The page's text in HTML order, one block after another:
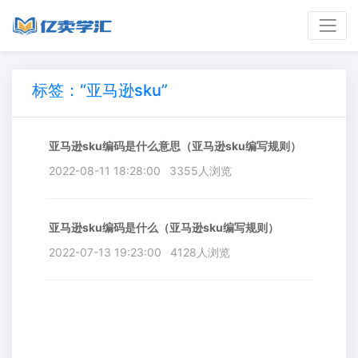
标签：“亚马逊sku”
亚马逊sku编码是什么意思（亚马逊sku编写规则）
2022-08-11 18:28:00
3355人浏览
亚马逊sku编码是什么（亚马逊sku编写规则）
2022-07-13 19:23:00
4128人浏览